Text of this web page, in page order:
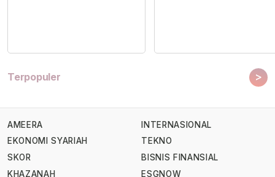
Terpopuler >
AMEERA
EKONOMI SYARIAH
SKOR
KHAZANAH
INTERNASIONAL
TEKNO
BISNIS FINANSIAL
ESGNOW